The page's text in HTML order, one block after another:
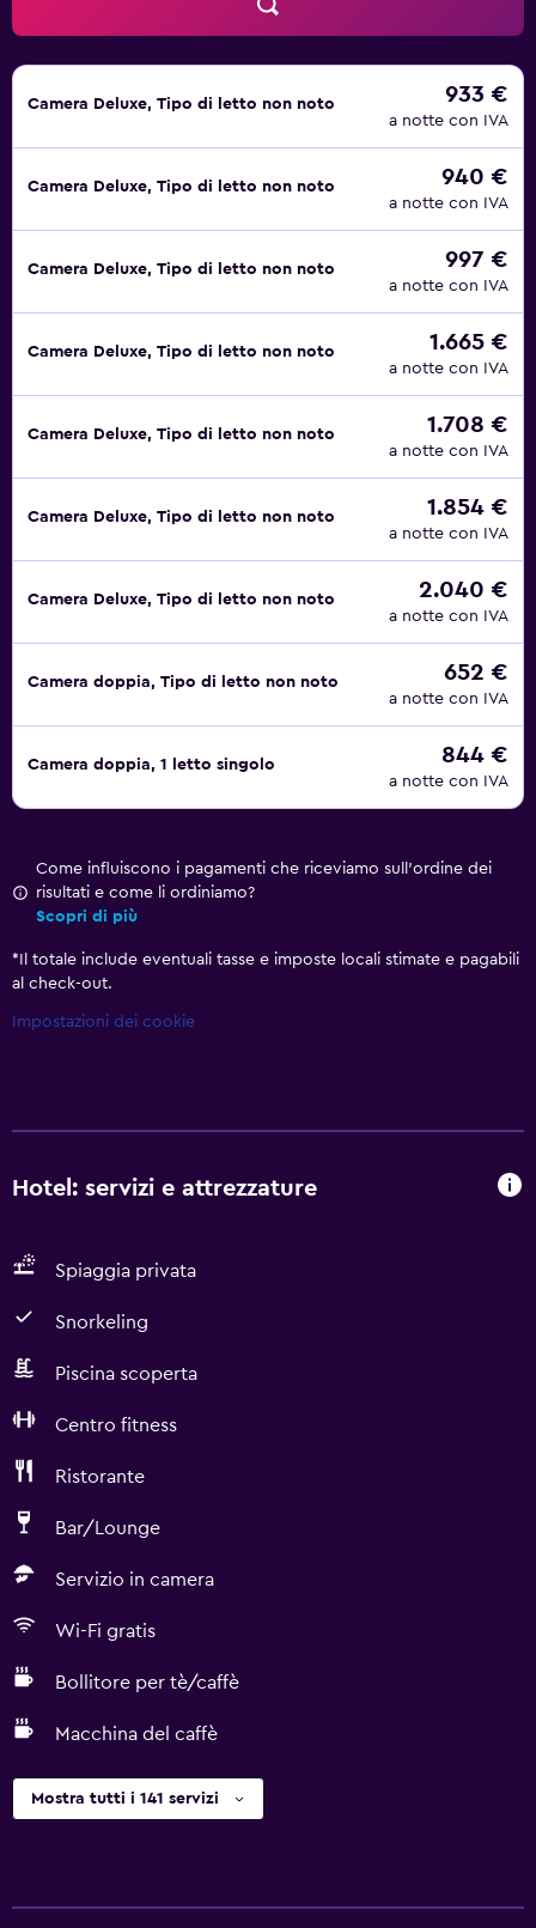
Camera Deluxe, Tipo di letto non noto 933 €
a notte con IVA
Camera Deluxe, Tipo di letto non noto 940 €
a notte con IVA
Camera Deluxe, Tipo di letto non noto 997 €
a notte con IVA
Camera Deluxe, Tipo di letto non noto 1.665 €
a notte con IVA
Camera Deluxe, Tipo di letto non noto 1.708 €
a notte con IVA
Camera Deluxe, Tipo di letto non noto 1.854 €
a notte con IVA
Camera Deluxe, Tipo di letto non noto 2.040 €
a notte con IVA
Camera doppia, Tipo di letto non noto 652 €
a notte con IVA
Camera doppia, 1 letto singolo 844 €
a notte con IVA
Come influiscono i pagamenti che riceviamo sull'ordine dei
risultati e come li ordiniamo?
Scopri di più
* Il totale include eventuali tasse e imposte locali stimate e pagabili
al check-out.
Impostazioni dei cookie
Hotel: servizi e attrezzature
Spiaggia privata
Snorkeling
Piscina scoperta
Centro fitness
Ristorante
Bar/Lounge
Servizio in camera
Wi-Fi gratis
Bollitore per tè/caffè
Macchina del caffè
Mostra tutti i 141 servizi